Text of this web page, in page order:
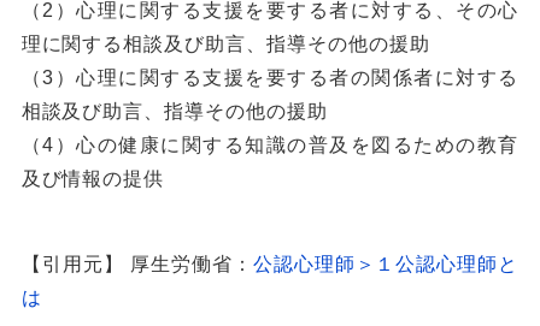
（2）心理に関する支援を要する者に対する、その心
理に関する相談及び助言、指導その他の援助
（3）心理に関する支援を要する者の関係者に対する
相談及び助言、指導その他の援助
（4）心の健康に関する知識の普及を図るための教育
及び情報の提供
【引用元】 厚生労働省： 公認心理師＞１公認心理師と
は